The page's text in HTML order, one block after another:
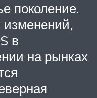
поколение.
в
на рынках